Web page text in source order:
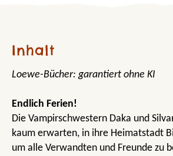
Inhalt
Loewe-Bücher: garantiert ohne KI
Endlich Ferien!
Die Vampirschwestern Daka und
kaum erwarten, in ihre Heimatstadt
um alle Verwandten und Freunde zu